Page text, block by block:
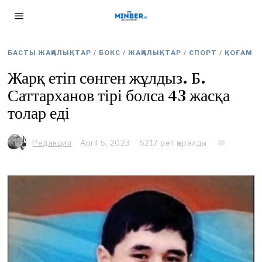
БАСТЫ ЖАҢАЛЫҚТАР / БОКС / ЖАҢАЛЫҚТАР / СПОРТ / ҚОҒАМ
Жарқ етіп сөнген жұлдыз. Б.
Саттарханов тірі болса 43 жасқа
толар еді
Редакция April 5, 2023
i
5
0
2
3
5217 рет қаралды